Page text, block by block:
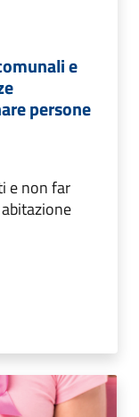
e
persone
e non far